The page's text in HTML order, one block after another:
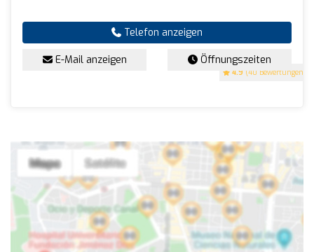
4.9 (40 Bewertungen)
Telefon anzeigen
E-Mail anzeigen Öffnungszeiten